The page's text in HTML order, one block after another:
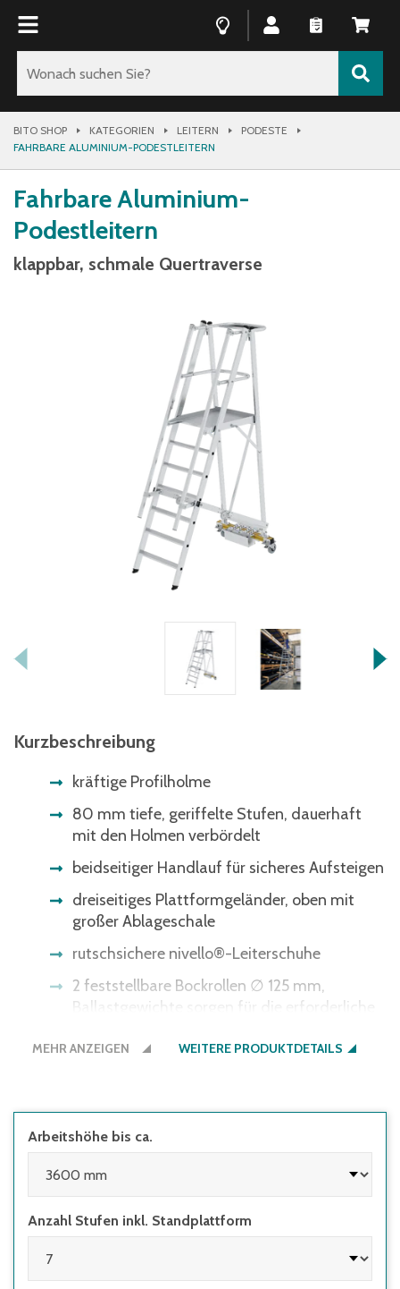
BITO SHOP KATEGORIEN LEITERN
PODESTE
FAHRBARE ALUMINIUM-PODESTLEITERN
Fahrbare Aluminium-
Podestleitern
klappbar, schmale Quertraverse
Kurzbeschreibung
kräftige Profilholme
80 mm tiefe, geriffelte Stufen, dauerhaft
mit den Holmen verbördelt
beidseitiger Handlauf für sicheres Aufsteigen
dreiseitiges Plattformgeländer, oben mit
großer Ablageschale
rutschsichere nivello®-Leiterschuhe
2 feststellbare Bockrollen ∅ 125 mm,
Ballastgewichte sorgen für die erforderliche
zum schnellen Nachrüsten
Aufstieg
MEHR ANZEIGEN WEITERE PRODUKTDETAILS
Arbeitshöhe bis ca.
Anzahl Stufen inkl. Standplattform